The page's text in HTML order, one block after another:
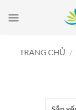
qua
TRANG CHỦ /